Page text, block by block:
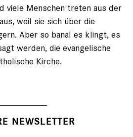
viele Menschen treten aus der
weil sie sich über die
Aber so banal es klingt, es
werden, die evangelische
Kirche.
NEWSLETTER